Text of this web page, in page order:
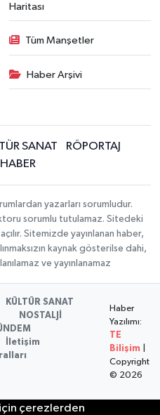
Haritası
Tüm Manşetler
Haber Arşivi
SANAT
RÖPORTAJ
yazarları sorumludur.
sorumlu tutulamaz. Sitedeki
Sitemizde yayınlanan haber,
kaynak gösterilse dahi,
ve yayınlanamaz
KÜLTÜR SANAT
NOSTALJİ
İletişim
Haber
Yazılımı:
TE
Bilişim
Copyright
© 2026
çerezlerden